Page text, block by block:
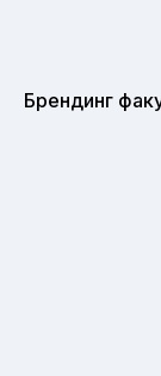
Брендинг